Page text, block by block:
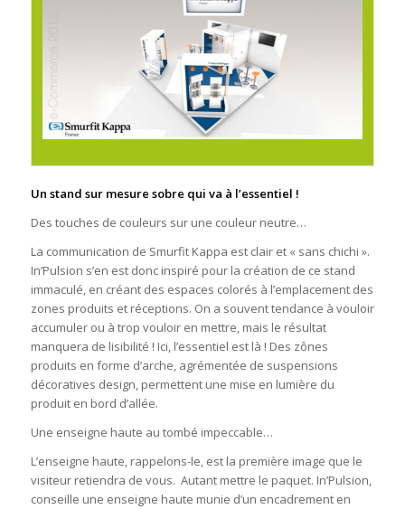
Un stand sur mesure sobre qui va à l’essentiel !
Des touches de couleurs sur une couleur neutre…
La communication de Smurfit Kappa est clair et « sans chichi ».
In’Pulsion s’en est donc inspiré pour la création de ce stand
immaculé, en créant des espaces colorés à l’emplacement des
zones produits et réceptions. On a souvent tendance à vouloir
accumuler ou à trop vouloir en mettre, mais le résultat
manquera de lisibilité ! Ici, l’essentiel est là ! Des zônes
produits en forme d’arche, agrémentée de suspensions
décoratives design, permettent une mise en lumière du
produit en bord d’allée.
Une enseigne haute au tombé impeccable…
L’enseigne haute, rappelons-le, est la première image que le
visiteur retiendra de vous. Autant mettre le paquet. In’Pulsion,
conseille une enseigne haute munie d’un encadrement en